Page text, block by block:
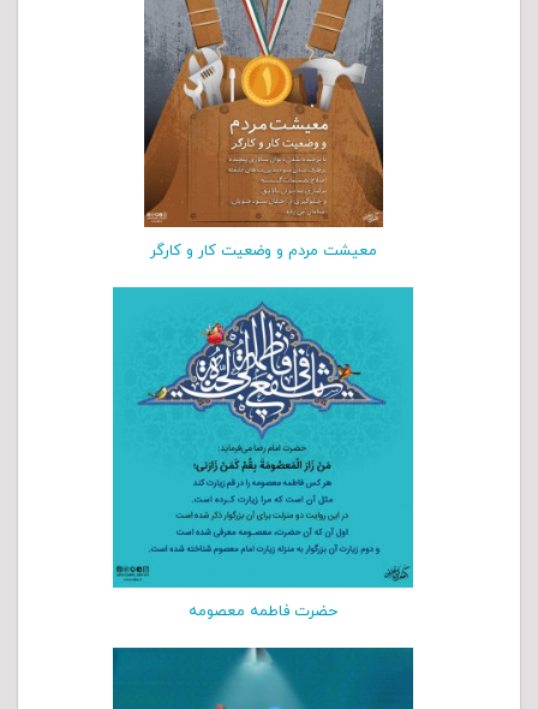
معیشت مردم و وضعیت کار و کارگر
حضرت فاطمه معصومه